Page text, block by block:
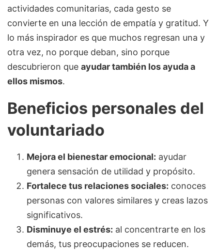
actividades comunitarias, cada gesto se
convierte en una lección de empatía y gratitud. Y
lo más inspirador es que muchos regresan una y
otra vez, no porque deban, sino porque
descubrieron que ayudar también los ayuda a
ellos mismos.
Beneficios personales del
voluntariado
Mejora el bienestar emocional: ayudar
genera sensación de utilidad y propósito.
Fortalece tus relaciones sociales: conoces
personas con valores similares y creas lazos
significativos.
Disminuye el estrés: al concentrarte en los
demás, tus preocupaciones se reducen.